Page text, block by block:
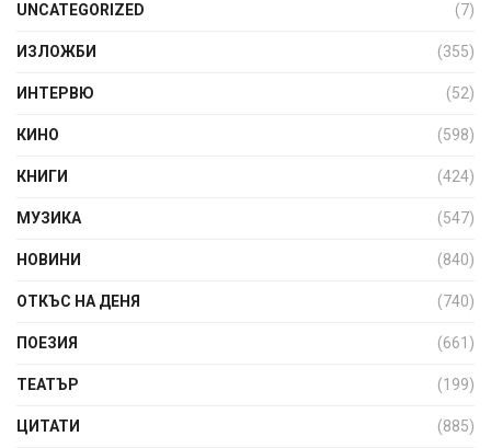
UNCATEGORIZED (7)
ИЗЛОЖБИ (355)
ИНТЕРВЮ (52)
КИНО (598)
КНИГИ (424)
МУЗИКА (547)
НОВИНИ (840)
ОТКЪС НА ДЕНЯ (740)
ПОЕЗИЯ (661)
ТЕАТЪР (199)
ЦИТАТИ (885)